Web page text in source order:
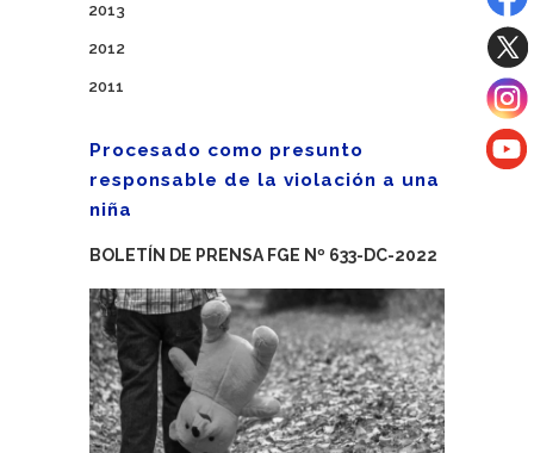
2013
2012
2011
Procesado como presunto
responsable de la violación a una
niña
BOLETÍN DE PRENSA FGE Nº 633-DC-2022